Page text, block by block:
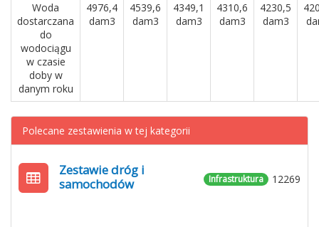
Woda
dostarczana
do
wodociągu
w czasie
doby w
danym roku
4976,4
dam3
4539,6
dam3
4349,1
dam3
4310,6
dam3
4230,5
dam3
Polecane zestawienia w tej kategorii
12269
Infrastruktura
Zestawie dróg i
samochodów